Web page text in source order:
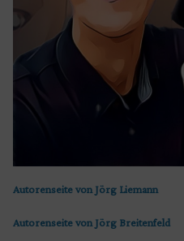
Autorenseite von Jörg Liemann
Autorenseite von Jörg Breitenfeld